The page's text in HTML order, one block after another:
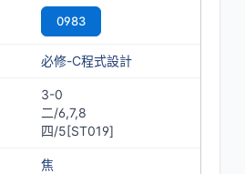
0983
必修-C程式設計
3-0
二/6,7,8
四/5[ST019]
焦